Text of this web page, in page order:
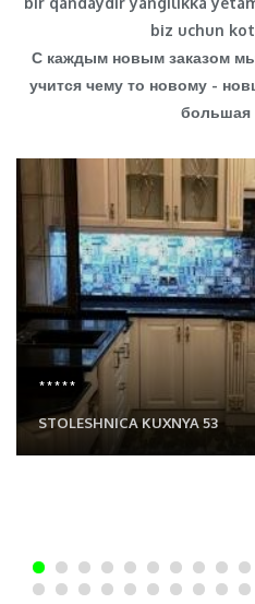
biz uchun
С каждым новым заказом
учится чему то новому -
большая
*****
STOLESHNICA KUXNYA 53